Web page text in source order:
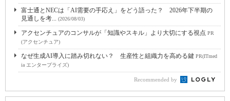
富士通とNECは「AI需要の手応え」をどう語った？ 2026年下半期の
見通しを考... (2026/08/03)
アクセンチュアのコンサルが「知識やスキル」より大切にする視点 PR
(アクセンチュア)
なぜ生成AI導入に踏み切れない？ 生産性と組織力を高める鍵 PR(ITmed
ia エンタープライズ)
Recommended by